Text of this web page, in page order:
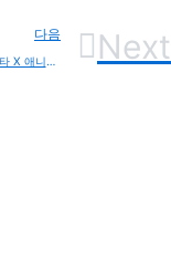
다음
2025 로컬페스타 X 애니모먼트 Next